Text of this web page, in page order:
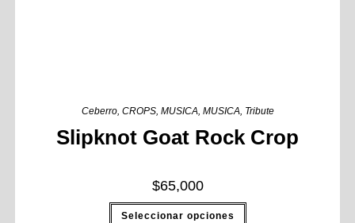
Ceberro, CROPS, MUSICA, MUSICA, Tribute
Slipknot Goat Rock Crop
$65,000
Seleccionar opciones